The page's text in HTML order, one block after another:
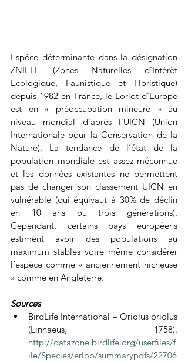
Espèce déterminante dans la désignation
ZNIEFF (Zones Naturelles d’Intérêt
Ecologique, Faunistique et Floristique)
depuis 1982 en France, le Loriot d’Europe
est en « préoccupation mineure » au
niveau mondial d’après l’UICN (Union
Internationale pour la Conservation de la
Nature). La tendance de l’état de la
population mondiale est assez méconnue
et les données existantes ne permettent
pas de changer son classement UICN en
vulnérable (qui équivaut à 30% de déclin
en 10 ans ou trois générations).
Cependant, certains pays européens
estiment avoir des populations au
maximum stables voire même considérer
l’espèce comme « anciennement nicheuse
» comme en Angleterre.
Sources
BirdLife International – Oriolus oriolus
http://datazone.birdlife.org/userfiles/f
ile/Species/erlob/summarypdfs/22706